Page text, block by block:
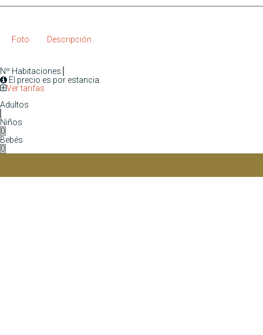
Foto Descripción
Nº Habitaciones
El precio es por estancia.
Ver tarifas
Adultos
Niños
Bebés